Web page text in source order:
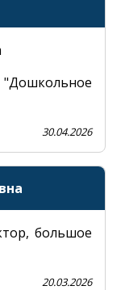
"Дошкольное
30.04.2026
большое
20.03.2026
close